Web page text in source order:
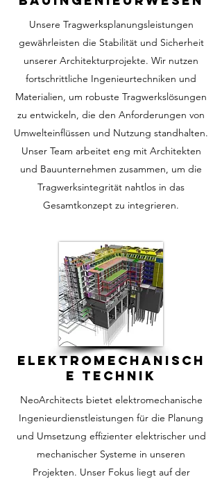
Unsere Tragwerksplanungsleistungen
gewährleisten die Stabilität und Sicherheit
unserer Architekturprojekte. Wir nutzen
fortschrittliche Ingenieurtechniken und
Materialien, um robuste Tragwerkslösungen
zu entwickeln, die den Anforderungen von
Umwelteinflüssen und Nutzung standhalten.
Unser Team arbeitet eng mit Architekten
und Bauunternehmen zusammen, um die
Tragwerksintegrität nahtlos in das
Gesamtkonzept zu integrieren.
ELEKTROMECHANISCH
E TECHNIK
NeoArchitects bietet elektromechanische
Ingenieurdienstleistungen für die Planung
und Umsetzung effizienter elektrischer und
mechanischer Systeme in unseren
Projekten. Unser Fokus liegt auf der
🌟 Welcome to our
help center!
Tell us, how can we solve your issue?
Catherine
Tap to chat